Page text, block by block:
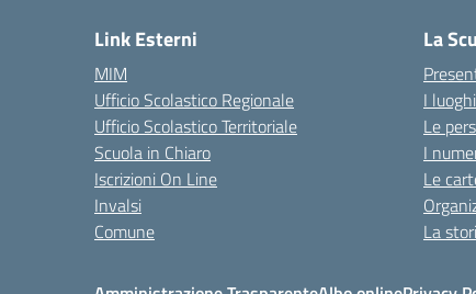
Link Esterni
MIM
Ufficio Scolastico Regionale
Ufficio Scolastico Territoriale
Scuola in Chiaro
Iscrizioni On Line
Invalsi
Comune
La
I luoghi
Le
I
Le
La